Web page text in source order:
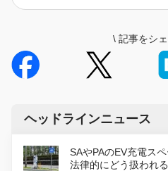
\ 記事をシ
ヘッドラインニュース
SAやPAのEV充電ス
法律的にどう扱われ